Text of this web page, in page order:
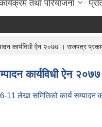
तथा परियोजना
कार्यविधी ऐन २०७७ । राजपत्र
कार्यविधी ऐन
11 लेखा समितिको कार्य सम्पादन